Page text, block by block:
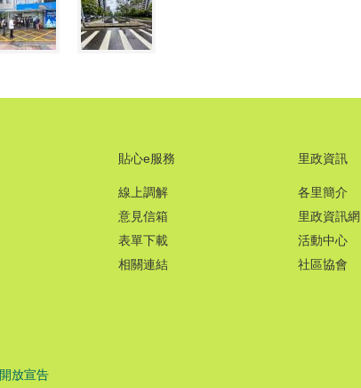
貼心e服務
線上調解
意見信箱
表單下載
相關連結
里政資訊
各里簡介
里政資訊網
活動中心
社區協會
放宣告